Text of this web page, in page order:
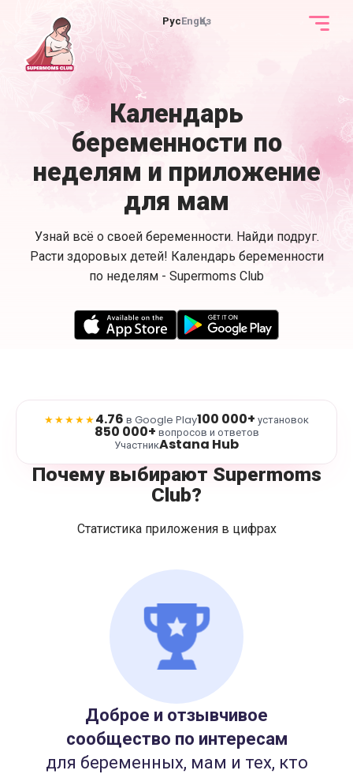
РусEngҚаз
Календарь
беременности по
неделям и приложение
для мам
Узнай всё о своей беременности. Найди подруг.
Расти здоровых детей! Календарь беременности
по неделям - Supermoms Club
★★★★★4.76 в Google Play100 000+ установок
850 000+ вопросов и ответов
УчастникAstana Hub
Почему выбирают Supermoms
Club?
Статистика приложения в цифрах
Доброе и отзывчивое
сообщество по интересам
для беременных, мам и тех, кто